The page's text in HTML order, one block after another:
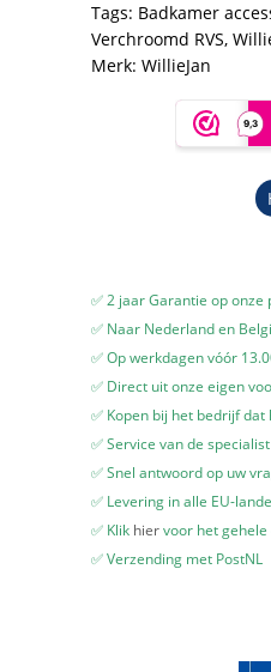
Hoogwaardig
Verchroomd
Tags: Badkamer
Verchroomd RVS,
Merk: WillieJan
✅ 2 jaar Garantie op onze
✅ Naar Nederland en
✅ Op werkdagen vóór
✅ Direct uit onze eigen
✅ Kopen bij het bedrijf
✅ Service van de specialist
✅ Snel antwoord op uw
✅ Levering in alle EU-
✅ Klik hiervoor het gehele
✅ Verzending met PostNL